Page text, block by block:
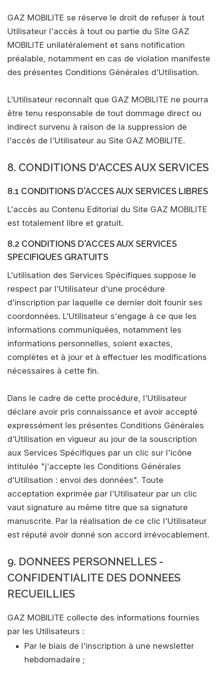
GAZ MOBILITE se réserve le droit de refuser à tout
Utilisateur l'accès à tout ou partie du Site GAZ
MOBILITE unilatéralement et sans notification
préalable, notamment en cas de violation manifeste
des présentes Conditions Générales d'Utilisation.
L'Utilisateur reconnaît que GAZ MOBILITE ne pourra
être tenu responsable de tout dommage direct ou
indirect survenu à raison de la suppression de
l'accès de l'Utilisateur au Site GAZ MOBILITE.
8. CONDITIONS D'ACCES AUX SERVICES
8.1 CONDITIONS D'ACCES AUX SERVICES LIBRES
L'accès au Contenu Editorial du Site GAZ MOBILITE
est totalement libre et gratuit.
8.2 CONDITIONS D'ACCES AUX SERVICES
SPECIFIQUES GRATUITS
L'utilisation des Services Spécifiques suppose le
respect par l'Utilisateur d'une procédure
d'inscription par laquelle ce dernier doit founir ses
coordonnées. L'Utilisateur s'engage à ce que les
informations communiquées, notamment les
informations personnelles, soient exactes,
complètes et à jour et à effectuer les modifications
nécessaires à cette fin.
Dans le cadre de cette procédure, l'Utilisateur
déclare avoir pris connaissance et avoir accepté
expressément les présentes Conditions Générales
d'Utilisation en vigueur au jour de la souscription
aux Services Spécifiques par un clic sur l'icône
intitulée "j'accepte les Conditions Générales
d'Utilisation : envoi des données". Toute
acceptation exprimée par l'Utilisateur par un clic
vaut signature au même titre que sa signature
manuscrite. Par la réalisation de ce clic l'Utilisateur
est réputé avoir donné son accord irrévocablement.
9. DONNEES PERSONNELLES -
CONFIDENTIALITE DES DONNEES
RECUEILLIES
GAZ MOBILITE collecte des informations fournies
par les Utilisateurs :
Par le biais de l'inscription à une newsletter
hebdomadaire ;